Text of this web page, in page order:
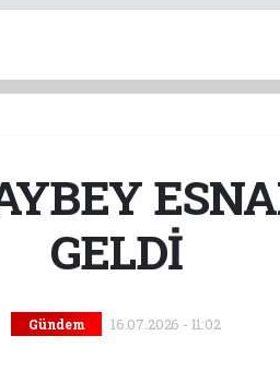
GELDİ
Gündem 16.07.2026 - 11:02